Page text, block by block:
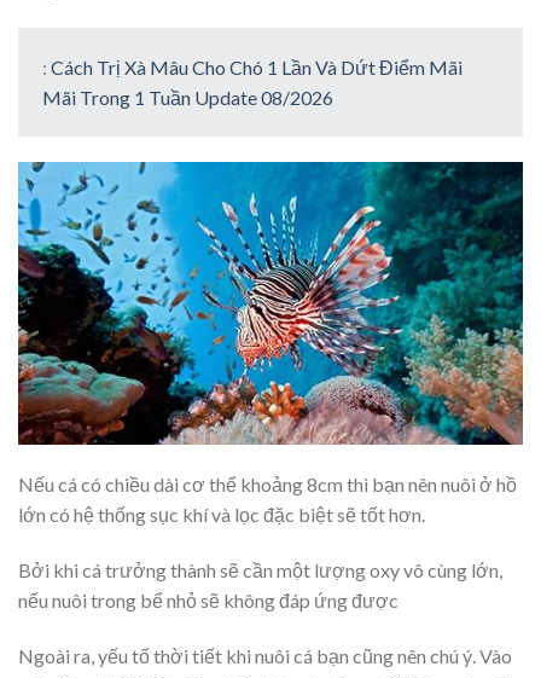
: Cách Trị Xà Mâu Cho Chó 1 Lần Và Dứt Điểm Mãi
Mãi Trong 1 Tuần Update 08/2026
Nếu cá có chiều dài cơ thể khoảng 8cm thì bạn nên nuôi ở hồ
lớn có hệ thống sục khí và lọc đặc biệt sẽ tốt hơn.
Bởi khi cá trưởng thành sẽ cần một lượng oxy vô cùng lớn,
nếu nuôi trong bể nhỏ sẽ không đáp ứng được
Ngoài ra, yếu tố thời tiết khi nuôi cá bạn cũng nên chú ý. Vào